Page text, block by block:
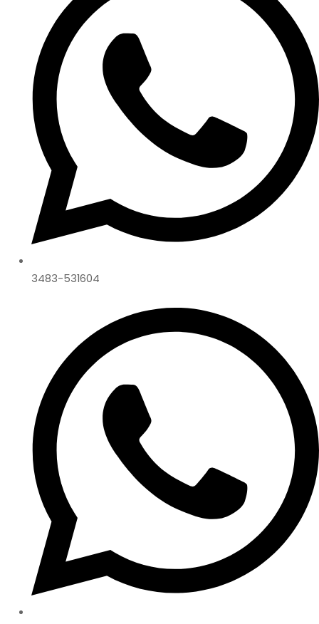
3483-531604